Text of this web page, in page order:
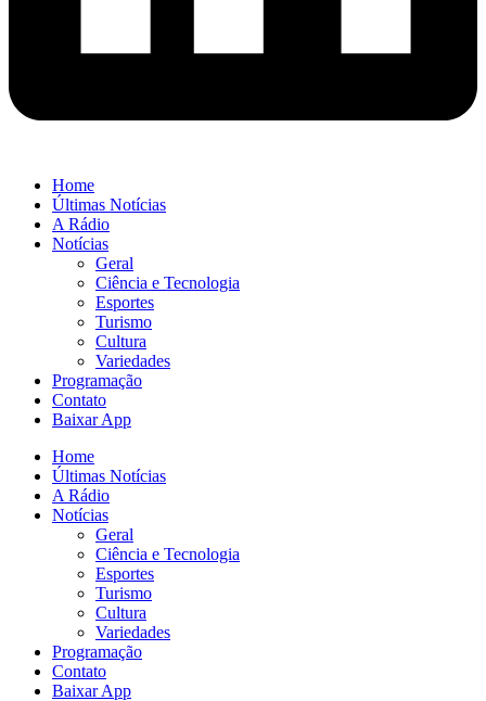
Home
Últimas Notícias
A Rádio
Notícias
Geral
Ciência e Tecnologia
Esportes
Turismo
Cultura
Variedades
Programação
Contato
Baixar App
Home
Últimas Notícias
A Rádio
Notícias
Geral
Ciência e Tecnologia
Esportes
Turismo
Cultura
Variedades
Programação
Contato
Baixar App